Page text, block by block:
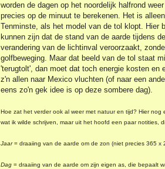
worden de dagen op het noordelijk halfrond
precies op de minuut te berekenen. Het is
Tenminste, als het model van de tol klopt. Hier
kunnen zijn dat de stand van de aarde tijdens
verandering van de lichtinval veroorzaakt,
golfbeweging. Maar dat beeld van de tol staat
'terugtolt', dan moet dat toch energie kosten en
z'n allen naar Mexico vluchten (of naar een
eens zo'n gek idee is op deze sombere dag).
Hoe zat het verder ook al weer met natuur en tijd? Hier
wat ik wilde schrijven, maar uit het hoofd een paar notities,
Jaar= draaiing van de aarde om de zon (niet precies 365 x
Dag = draaiing van de aarde om zijn eigen as, die bepaalt